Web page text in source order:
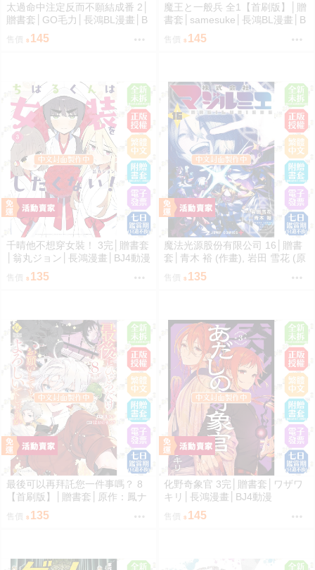
太過命中注定反而不願結成番 2│
贈書套│GO毛力│長鴻BL漫畫│B
J4動漫145
魔王と一般兵 全1【首刷版】│贈
書套│samesuke│長鴻BL漫畫│B
J4動漫145
千晴他不想穿女裝！ 3完│贈書套
│翁丸ジョン│長鴻漫畫│BJ4動漫
售價 135
魔法光源股份有限公司 16│贈書
套│青木 裕 (作畫), 岩田 雪花 (原
作)│長鴻漫畫│BJ4動漫
售價 135
最後可以再拜託您一件事嗎？ 8
【首刷版】│贈書套│原作：鳳ナ
ナ漫畫：ほおのきソラ│長鴻漫畫
│BJ4動漫
售價 135
化野奇象官 3完│贈書套│ワザワ
キリ│長鴻漫畫│BJ4動漫
售價 145